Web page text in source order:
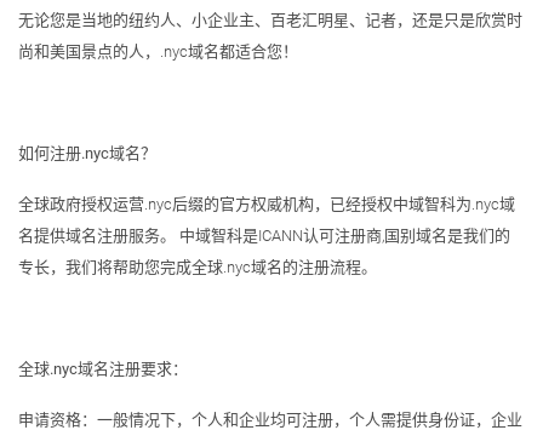
无论您是当地的纽约人、小企业主、百老汇明星、记者，还是只是欣赏时
尚和美国景点的人，.nyc域名都适合您！
如何注册.nyc域名？
全球政府授权运营.nyc后缀的官方权威机构，已经授权中域智科为.nyc域
名提供域名注册服务。 中域智科是ICANN认可注册商,国别域名是我们的
专长，我们将帮助您完成全球.nyc域名的注册流程。
全球.nyc域名注册要求：
申请资格：一般情况下，个人和企业均可注册，个人需提供身份证，企业